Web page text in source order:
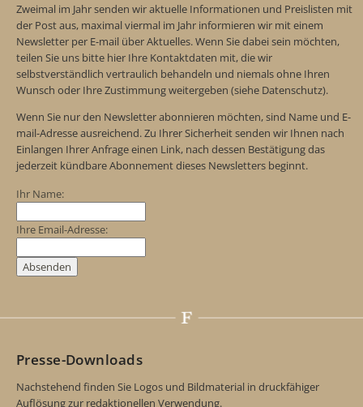
Zweimal im Jahr senden wir aktuelle Informationen und Preislisten mit
der Post aus, maximal viermal im Jahr informieren wir mit einem
Newsletter per E-mail über Aktuelles. Wenn Sie dabei sein möchten,
teilen Sie uns bitte hier Ihre Kontaktdaten mit, die wir
selbstverständlich vertraulich behandeln und niemals ohne Ihren
Wunsch oder Ihre Zustimmung weitergeben (siehe Datenschutz).
Wenn Sie nur den Newsletter abonnieren möchten, sind Name und E-
mail-Adresse ausreichend. Zu Ihrer Sicherheit senden wir Ihnen nach
Einlangen Ihrer Anfrage einen Link, nach dessen Bestätigung das
jederzeit kündbare Abonnement dieses Newsletters beginnt.
Ihr Name:
Ihre Email-Adresse:
Presse-Downloads
Nachstehend finden Sie Logos und Bildmaterial in druckfähiger
Auflösung zur redaktionellen Verwendung.